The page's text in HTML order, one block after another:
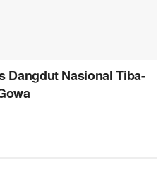
Dangdut Nasional Tiba-